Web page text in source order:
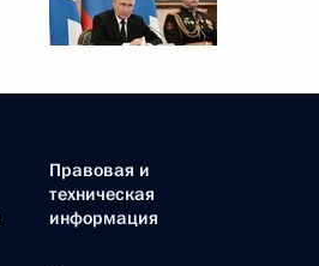
Правовая и
техническая
информация